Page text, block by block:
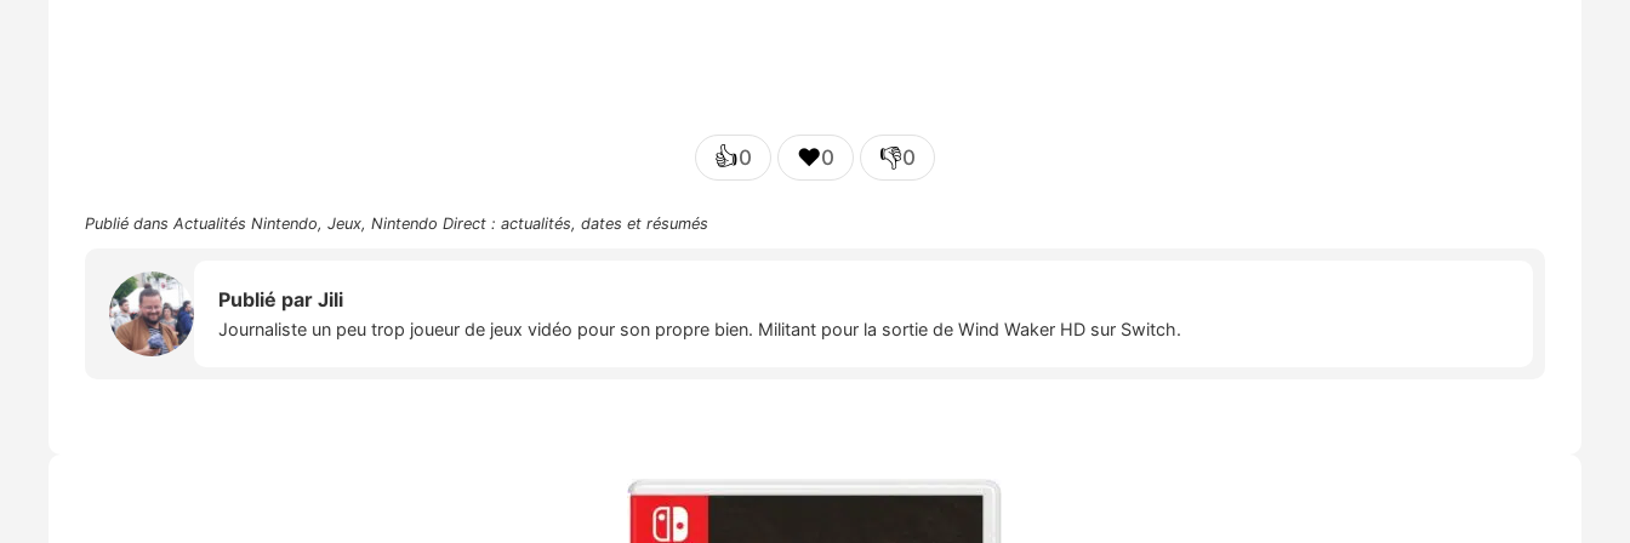
👍0 ❤️0 👎0
Publié dans Actualités Nintendo, Jeux, Nintendo Direct : actualités, dates et résumés
Publié par Jili
Journaliste un peu trop joueur de jeux vidéo pour son propre bien. Militant pour la sortie de Wind Waker HD sur Switch.